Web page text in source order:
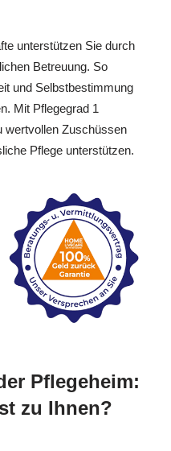
unterstützen Sie durch
Betreuung. So
und Selbstbestimmung
Mit Pflegegrad 1
wertvollen Zuschüssen
Pflege unterstützen.
Pflegeheim:
zu Ihnen?